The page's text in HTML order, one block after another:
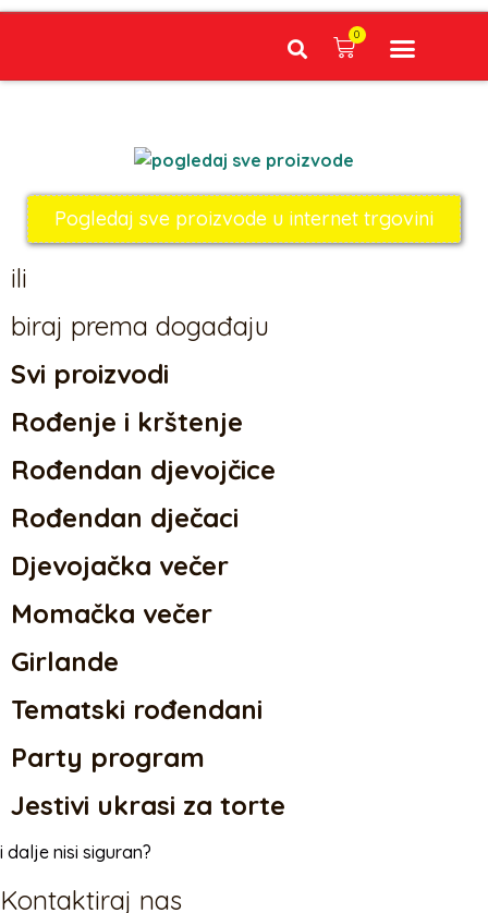
0
Pogledaj sve proizvode u internet trgovini
ili
biraj prema događaju
Svi proizvodi
Rođenje i krštenje
Rođendan djevojčice
Rođendan dječaci
Djevojačka večer
Momačka večer
Girlande
Tematski rođendani
Party program
Jestivi ukrasi za torte
i dalje nisi siguran?
Kontaktiraj nas